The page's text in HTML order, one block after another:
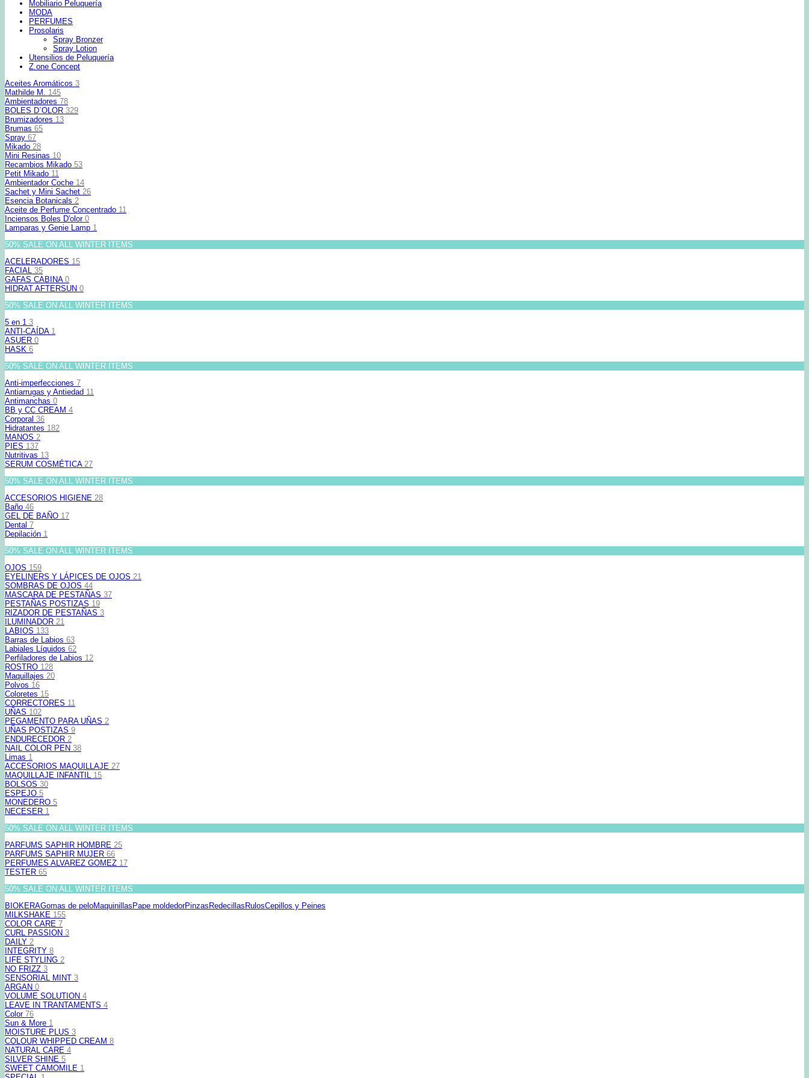
Mobiliario Peluquería
MODA
PERFUMES
Prosolaris
Spray Bronzer
Spray Lotion
Utensilios de Peluquería
Z.one Concept
Aceites Aromáticos 3
Mathilde M. 145
Ambientadores 78
BOLES D`OLOR 329
Brumizadores 13
Brumas 65
Spray 67
Mikado 28
Mini Resinas 10
Recambios Mikado 53
Petit Mikado 11
Ambientador Coche 14
Sachet y Mini Sachet 26
Esencia Botanicals 2
Aceite de Perfume Concentrado 11
Inciensos Boles D'olor 0
Lamparas y Genie Lamp 1
50% SALE ON ALL WINTER ITEMS
ACELERADORES 15
FACIAL 35
GAFAS CABINA 0
HIDRAT AFTERSUN 0
50% SALE ON ALL WINTER ITEMS
5 en 1 3
ANTI-CAÍDA 1
ASUER 0
HASK 6
50% SALE ON ALL WINTER ITEMS
Anti-imperfecciones 7
Antiarrugas y Antiedad 11
Antimanchas 0
BB y CC CREAM 4
Corporal 36
Hidratantes 182
MANOS 2
PIES 137
Nutritivas 13
SERUM COSMÉTICA 27
50% SALE ON ALL WINTER ITEMS
ACCESORIOS HIGIENE 28
Baño 46
GEL DE BAÑO 17
Dental 7
Depilación 1
50% SALE ON ALL WINTER ITEMS
OJOS 159
EYELINERS Y LÁPICES DE OJOS 21
SOMBRAS DE OJOS 44
MASCARA DE PESTAÑAS 37
PESTAÑAS POSTIZAS 19
RIZADOR DE PESTAÑAS 3
ILUMINADOR 21
LABIOS 133
Barras de Labios 63
Labiales Líquidos 62
Perfiladores de Labios 12
ROSTRO 128
Maquillajes 20
Polvos 16
Coloretes 15
CORRECTORES 11
UÑAS 102
PEGAMENTO PARA UÑAS 2
UÑAS POSTIZAS 9
ENDURECEDOR 2
NAIL COLOR PEN 38
Limas 1
ACCESORIOS MAQUILLAJE 27
MAQUILLAJE INFANTIL 15
BOLSOS 30
ESPEJO 5
MONEDERO 5
NECESER 1
50% SALE ON ALL WINTER ITEMS
PARFUMS SAPHIR HOMBRE 25
PARFUMS SAPHIR MUJER 66
PERFUMES ALVAREZ GOMEZ 17
TESTER 65
50% SALE ON ALL WINTER ITEMS
BIOKERAGomas de peloMaquinillas Pape moldedorPinzas Redecillas RulosCepillos y Peines
MILKSHAKE 155
COLOR CARE 7
CURL PASSION 3
DAILY 2
INTEGRITY 8
LIFE STYLING 2
NO FRIZZ 3
SENSORIAL MINT 3
ARGAN 0
VOLUME SOLUTION 4
LEAVE IN TRANTAMENTS 4
Color 76
Sun & More 1
MOISTURE PLUS 3
COLOUR WHIPPED CREAM 8
NATURAL CARE 4
SILVER SHINE 5
SWEET CAMOMILE 1